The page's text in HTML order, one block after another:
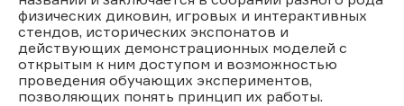
физических диковин, игровых и интерактивных
стендов, исторических экспонатов и
действующих демонстрационных моделей с
открытым к ним доступом и возможностью
проведения обучающих экспериментов,
позволяющих понять принцип их работы.